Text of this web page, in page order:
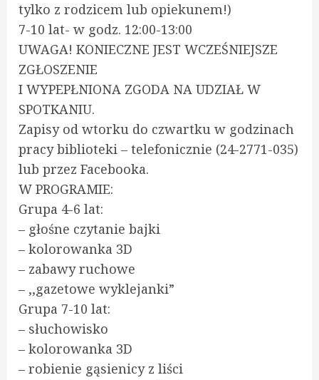
tylko z rodzicem lub opiekunem!)
7-10 lat- w godz. 12:00-13:00
UWAGA! KONIECZNE JEST WCZEŚNIEJSZE
ZGŁOSZENIE
I WYPEPŁNIONA ZGODA NA UDZIAŁ W
SPOTKANIU.
Zapisy od wtorku do czwartku w godzinach
pracy biblioteki – telefonicznie (24-2771-035)
lub przez Facebooka.
W PROGRAMIE:
Grupa 4-6 lat:
– głośne czytanie bajki
– kolorowanka 3D
– zabawy ruchowe
– ,,gazetowe wyklejanki”
Grupa 7-10 lat:
– słuchowisko
– kolorowanka 3D
– robienie gąsienicy z liści